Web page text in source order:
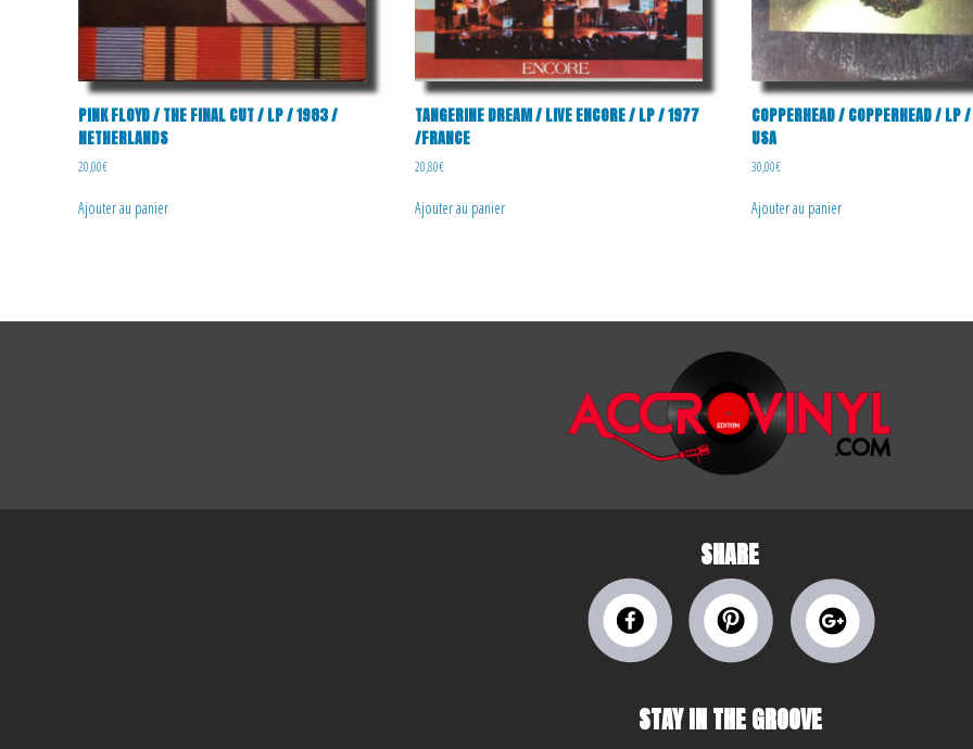
PINK FLOYD / THE FINAL CUT / LP / 1983 /
NETHERLANDS
20,00€
Ajouter au panier
TANGERINE DREAM / LIVE ENCORE / LP / 1977
/FRANCE
20,80€
Ajouter au panier
COPPERHEAD / COPPERHEAD /
USA
30,00€
Ajouter au panier
SHARE
STAY IN THE GROOVE